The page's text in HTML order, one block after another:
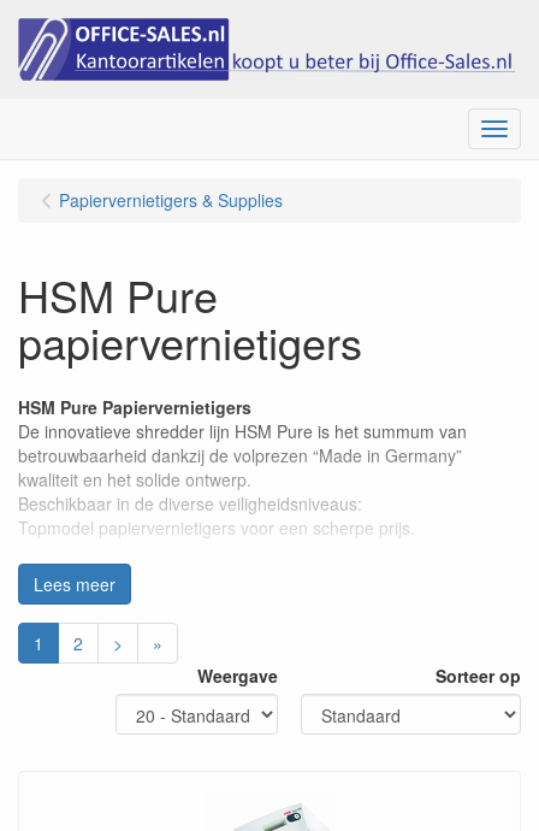
Menu
Papiervernietigers & Supplies
HSM Pure
papiervernietigers
HSM Pure Papiervernietigers
De innovatieve shredder lijn HSM Pure is het summum van
betrouwbaarheid dankzij de volprezen “Made in Germany”
kwaliteit en het solide ontwerp.
Beschikbaar in de diverse veiligheidsniveaus:
Topmodel papiervernietigers voor een scherpe prijs.
Lees meer
1 2 >
»
Weergave
Sorteer op